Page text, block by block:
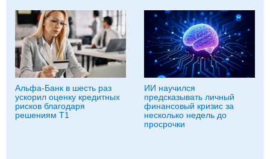
Альфа-Банк в шесть раз
ускорил оценку кредитных
рисков благодаря
решениям Т1
ИИ научился
предсказывать личный
финансовый кризис за
несколько недель до
просрочки